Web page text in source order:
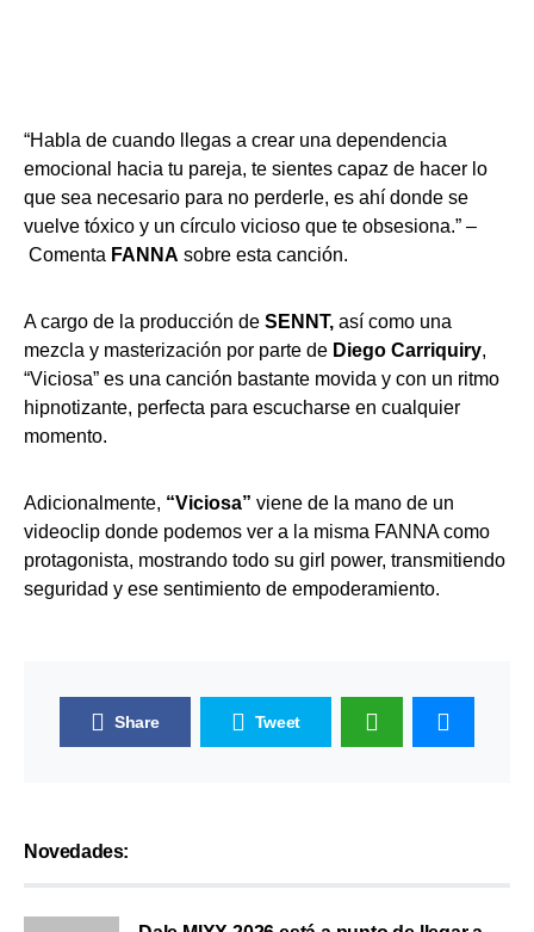
“Habla de cuando llegas a crear una dependencia
emocional hacia tu pareja, te sientes capaz de hacer lo
que sea necesario para no perderle, es ahí donde se
vuelve tóxico y un círculo vicioso que te obsesiona.” –
Comenta FANNA sobre esta canción.
A cargo de la producción de SENNT, así como una
mezcla y masterización por parte de Diego Carriquiry,
“Viciosa” es una canción bastante movida y con un ritmo
hipnotizante, perfecta para escucharse en cualquier
momento.
Adicionalmente, “Viciosa” viene de la mano de un
videoclip donde podemos ver a la misma FANNA como
protagonista, mostrando todo su girl power, transmitiendo
seguridad y ese sentimiento de empoderamiento.
Share Tweet
Novedades: